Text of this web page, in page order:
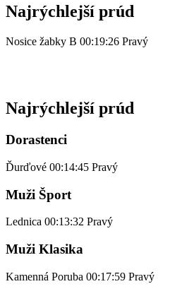
Najrýchlejší prúd
Nosice žabky B 00:19:26 Pravý
Najrýchlejší prúd
Dorastenci
Ďurďové 00:14:45 Pravý
Muži Šport
Lednica 00:13:32 Pravý
Muži Klasika
Kamenná Poruba 00:17:59 Pravý